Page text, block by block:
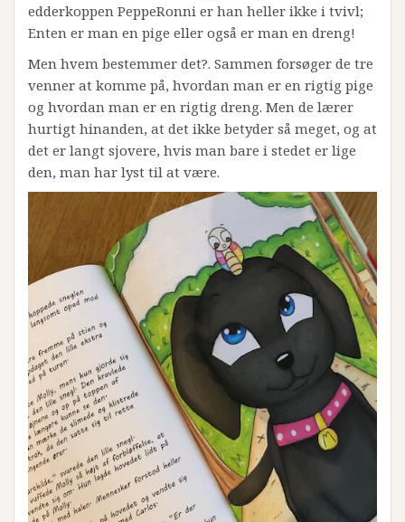
edderkoppen PeppeRonni er han heller ikke i tvivl;
Enten er man en pige eller også er man en dreng!
Men hvem bestemmer det?. Sammen forsøger de tre
venner at komme på, hvordan man er en rigtig pige
og hvordan man er en rigtig dreng. Men de lærer
hurtigt hinanden, at det ikke betyder så meget, og at
det er langt sjovere, hvis man bare i stedet er lige
den, man har lyst til at være.